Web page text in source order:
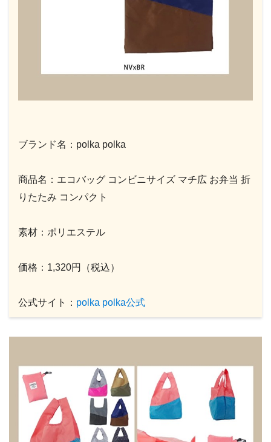
ブランド名：polka polka
商品名：エコバッグ コンビニサイズ マチ広 お弁当 折
りたたみ コンパクト
素材：ポリエステル
価格：1,320円（税込）
公式サイト： polka polka公式